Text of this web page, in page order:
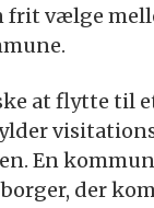
frit vælge
at flytte til
En
der